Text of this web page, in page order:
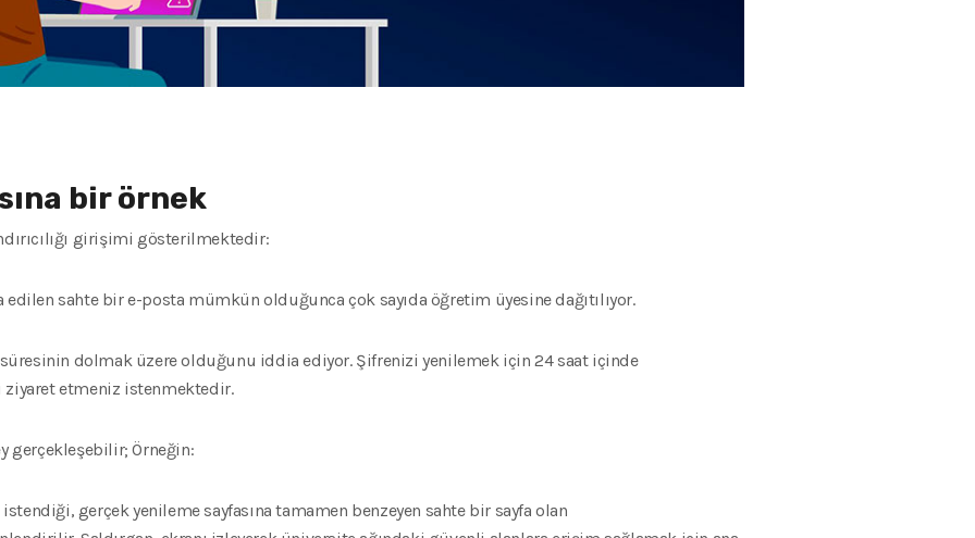
bir örnek
girişimi gösterilmektedir:
sahte bir e-posta mümkün olduğunca çok sayıda öğretim üyesine dağıtılıyor.
süresinin dolmak üzere olduğunu iddia ediyor. Şifrenizi yenilemek için 24 saat içinde
etmeniz istenmektedir.
gerçekleşebilir; Örneğin:
gerçek yenileme sayfasına tamamen benzeyen sahte bir sayfa olan